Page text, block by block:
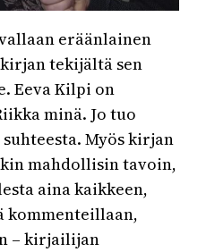
eräänlainen
tekijältä sen
Eeva Kilpi on
minä. Jo tuo
Myös kirjan
mahdollisin tavoin,
aina kaikkeen,
– kirjailijan